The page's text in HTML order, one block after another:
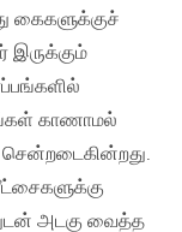
கைகளுக்குச்
காணாமல்
அடகு வைத்த